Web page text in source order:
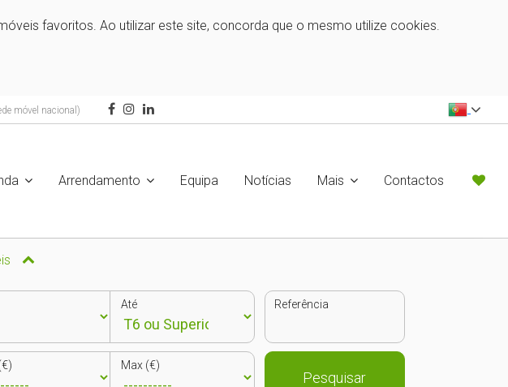
favoritos. Ao utilizar este site, concorda que o mesmo utilize cookies.
móvel nacional)
Arrendamento Equipa Notícias Mais Contactos
Até Referência
Max (€)
Pesquisar